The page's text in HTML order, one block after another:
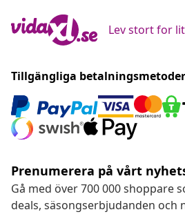
Lev stort for
Tillgängliga betalningsmetoder
Prenumerera på vårt
Gå med över 700 000 shoppare
deals, säsongserbjudanden och